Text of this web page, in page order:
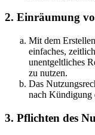
2. Einräumung
Mit dem
einfaches,
unentgeltliches
zu nutzen.
Das
nach Kündigung
3. Pflichten des